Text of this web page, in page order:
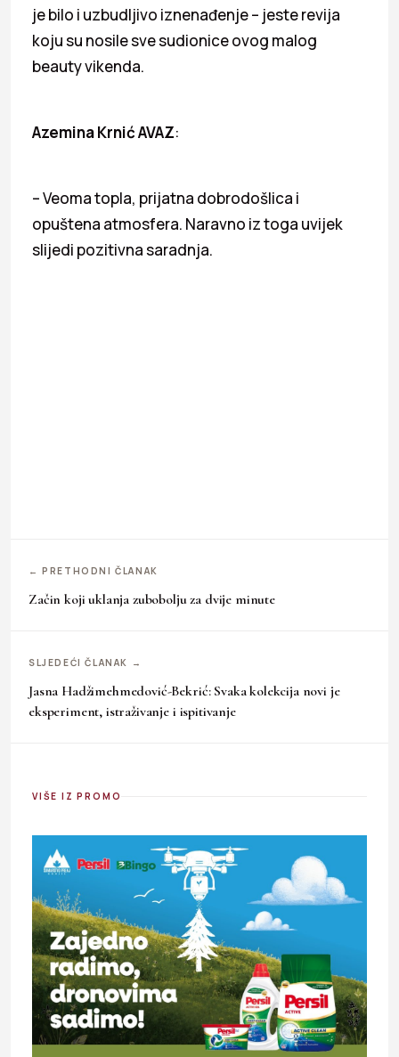
je bilo i uzbudljivo iznenađenje – jeste revija
koju su nosile sve sudionice ovog malog
beauty vikenda.
Azemina Krnić AVAZ:
– Veoma topla, prijatna dobrodošlica i
opuštena atmosfera. Naravno iz toga uvijek
slijedi pozitivna saradnja.
← PRETHODNI ČLANAK
Začin koji uklanja zubobolju za dvije minute
SLJEDEĆI ČLANAK →
Jasna Hadžimehmedović-Bekrić: Svaka kolekcija novi je
eksperiment, istraživanje i ispitivanje
VIŠE IZ PROMO